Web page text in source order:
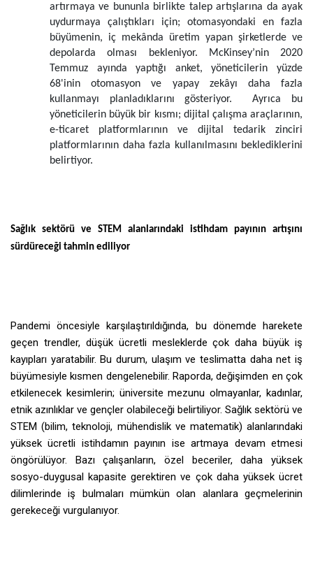
artırmaya ve bununla birlikte talep artışlarına da ayak
uydurmaya çalıştıkları için; otomasyondaki en fazla
büyümenin, iç mekânda üretim yapan şirketlerde ve
depolarda olması bekleniyor. McKinsey’nin 2020
Temmuz ayında yaptığı anket, yöneticilerin yüzde
68'inin otomasyon ve yapay zekâyı daha fazla
kullanmayı planladıklarını gösteriyor. Ayrıca bu
yöneticilerin büyük bir kısmı; dijital çalışma araçlarının,
e-ticaret platformlarının ve dijital tedarik zinciri
platformlarının daha fazla kullanılmasını beklediklerini
belirtiyor.
Sağlık sektörü ve STEM alanlarındaki istihdam payının artışını
sürdüreceği tahmin ediliyor
Pandemi öncesiyle karşılaştırıldığında, bu dönemde harekete
geçen trendler, düşük ücretli mesleklerde çok daha büyük iş
kayıpları yaratabilir. Bu durum, ulaşım ve teslimatta daha net iş
büyümesiyle kısmen dengelenebilir. Raporda, değişimden en çok
etkilenecek kesimlerin; üniversite mezunu olmayanlar, kadınlar,
etnik azınlıklar ve gençler olabileceği belirtiliyor. Sağlık sektörü ve
STEM (bilim, teknoloji, mühendislik ve matematik) alanlarındaki
yüksek ücretli istihdamın payının ise artmaya devam etmesi
öngörülüyor. Bazı çalışanların, özel beceriler, daha yüksek
sosyo-duygusal kapasite gerektiren ve çok daha yüksek ücret
dilimlerinde iş bulmaları mümkün olan alanlara geçmelerinin
gerekeceği vurgulanıyor.